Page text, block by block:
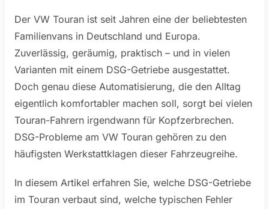
Der VW Touran ist seit Jahren eine der beliebtesten
Familienvans in Deutschland und Europa.
Zuverlässig, geräumig, praktisch – und in vielen
Varianten mit einem DSG-Getriebe ausgestattet.
Doch genau diese Automatisierung, die den Alltag
eigentlich komfortabler machen soll, sorgt bei vielen
Touran-Fahrern irgendwann für Kopfzerbrechen.
DSG-Probleme am VW Touran gehören zu den
häufigsten Werkstattklagen dieser Fahrzeugreihe.
In diesem Artikel erfahren Sie, welche DSG-Getriebe
im Touran verbaut sind, welche typischen Fehler